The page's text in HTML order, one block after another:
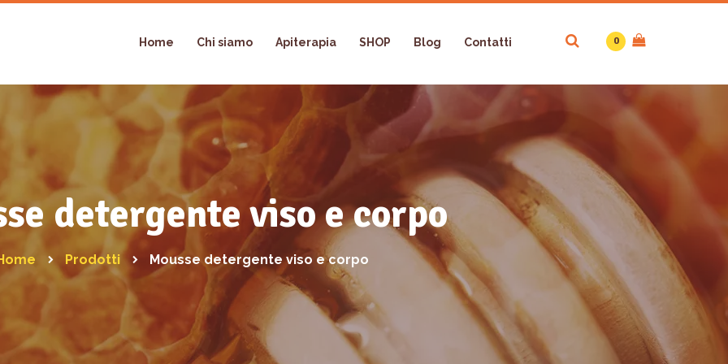
Home Chi siamo Apiterapia SHOP Blog Contatti 0
detergente viso e corpo
Prodotti Mousse detergente viso e corpo